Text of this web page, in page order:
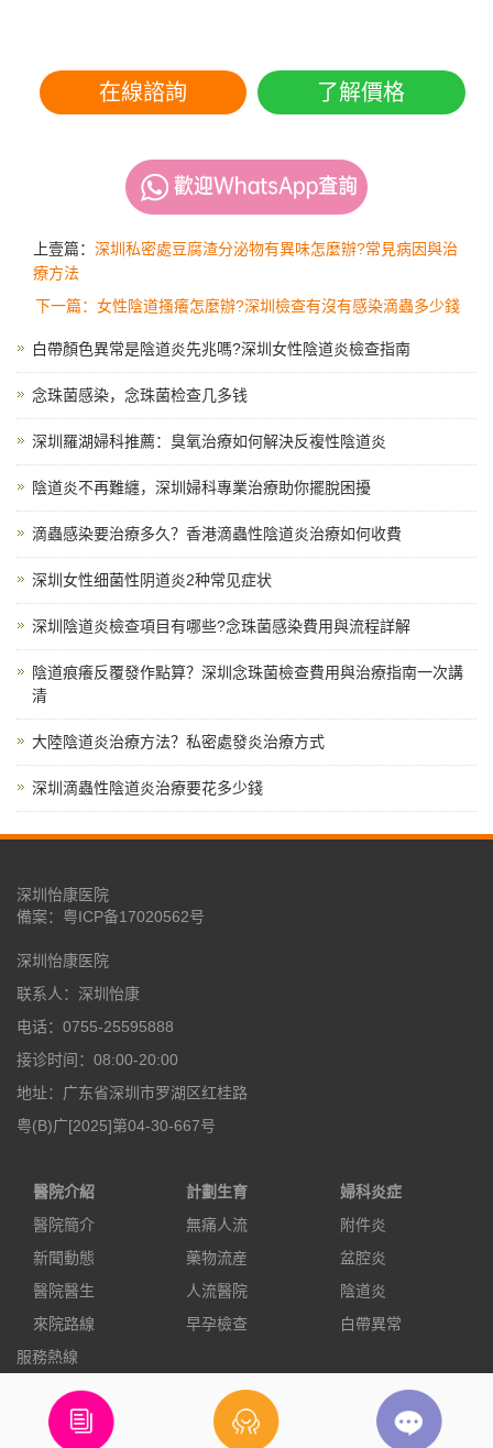
在線諮詢 了解價格
上壹篇： 深圳私密處豆腐渣分泌物有異味怎麼辦?常見病因與治
療方法
下一篇：女性陰道搔癢怎麼辦?深圳檢查有沒有感染滴蟲多少錢
白帶顏色異常是陰道炎先兆嗎?深圳女性陰道炎檢查指南
念珠菌感染，念珠菌检查几多钱
深圳羅湖婦科推薦：臭氧治療如何解決反複性陰道炎
陰道炎不再難纏，深圳婦科專業治療助你擺脫困擾
滴蟲感染要治療多久？香港滴蟲性陰道炎治療如何收費
深圳女性细菌性阴道炎2种常见症状
深圳陰道炎檢查項目有哪些?念珠菌感染費用與流程詳解
陰道痕癢反覆發作點算？深圳念珠菌檢查費用與治療指南一次講
清
大陸陰道炎治療方法？私密處發炎治療方式
深圳滴蟲性陰道炎治療要花多少錢
深圳怡康医院
備案： 粤ICP备17020562号
深圳怡康医院
联系人：深圳怡康
电话：0755-25595888
接诊时间：08:00-20:00
地址：广东省深圳市罗湖区红桂路
粤(B)广[2025]第04-30-667号
醫院介紹
醫院簡介
新聞動態
醫院醫生
來院路線
計劃生育
無痛人流
藥物流産
人流醫院
早孕檢查
婦科炎症
附件炎
盆腔炎
陰道炎
白帶異常
服務熱線
0755-25595888